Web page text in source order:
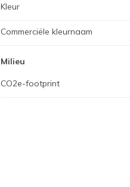
Kleur
Commerciële kleurnaam
Milieu
CO2e-footprint